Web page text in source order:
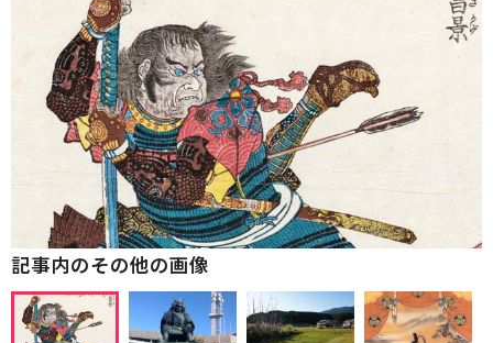
記事内のその他の画像